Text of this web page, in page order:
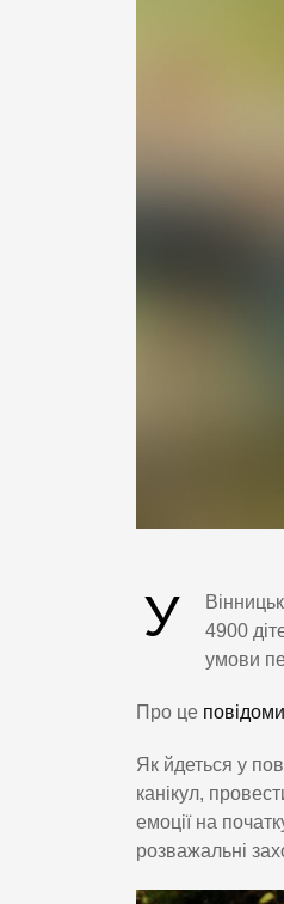
У
4900
умови
Про це
Як йдеться у
канікул,
емоції на
розважальні